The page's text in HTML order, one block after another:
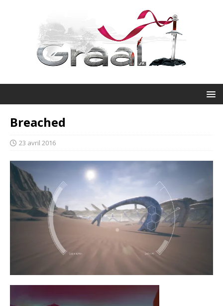
Breached
23 avril 2016